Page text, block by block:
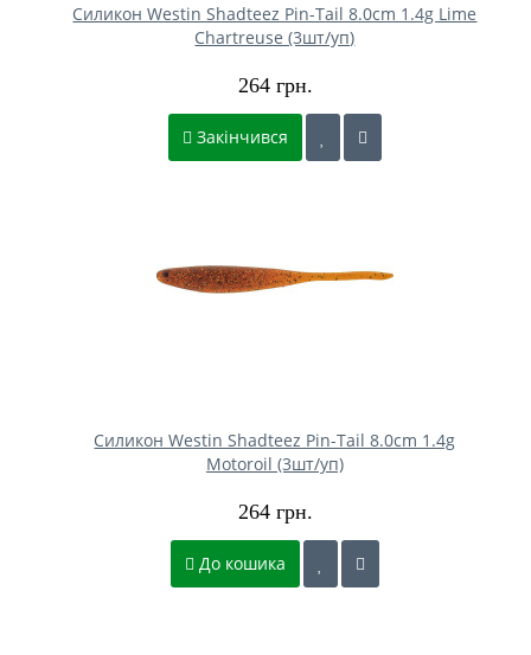
Силикон Westin Shadteez Pin-Tail 8.0cm 1.4g Lime
Chartreuse (3шт/уп)
264 грн.
Закінчився
Силикон Westin Shadteez Pin-Tail 8.0cm 1.4g
Motoroil (3шт/уп)
264 грн.
До кошика